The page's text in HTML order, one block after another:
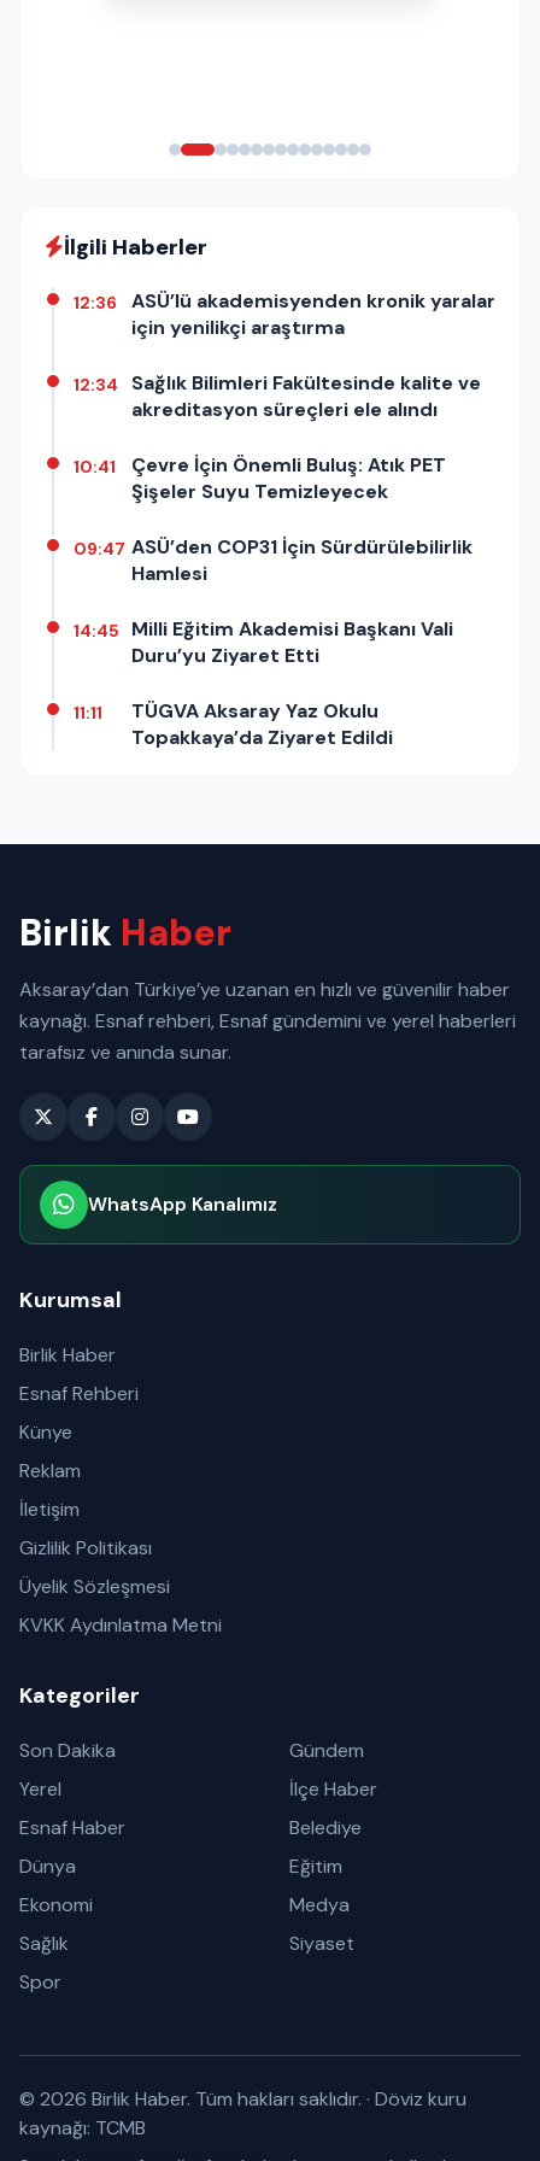
İlgili Haberler
12:36
ASÜ’lü akademisyenden kronik yaralar
için yenilikçi araştırma
12:34
Sağlık Bilimleri Fakültesinde kalite ve
akreditasyon süreçleri ele alındı
10:41
Çevre İçin Önemli Buluş: Atık PET
Şişeler Suyu Temizleyecek
09:47 ASÜ’den COP31 İçin Sürdürülebilirlik
Hamlesi
14:45
Milli Eğitim Akademisi Başkanı Vali
Duru’yu Ziyaret Etti
11:11
TÜGVA Aksaray Yaz Okulu
Topakkaya’da Ziyaret Edildi
Birlik Haber
Aksaray’dan Türkiye’ye uzanan en hızlı ve güvenilir haber
kaynağı. Esnaf rehberi, Esnaf gündemini ve yerel haberleri
tarafsız ve anında sunar.
WhatsApp Kanalımız
Kurumsal
Birlik Haber
Esnaf Rehberi
Künye
Reklam
İletişim
Gizlilik Politikası
Üyelik Sözleşmesi
KVKK Aydınlatma Metni
Kategoriler
Son Dakika
Gündem
Yerel
İlçe Haber
Esnaf Haber
Belediye
Dünya
Eğitim
Ekonomi
Medya
Sağlık
Siyaset
Spor
© 2026 Birlik Haber. Tüm hakları saklıdır. · Döviz kuru
kaynağı: TCMB